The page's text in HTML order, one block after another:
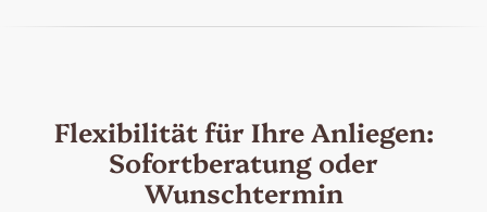
Flexibilität für Ihre Anliegen:
Sofortberatung oder
Wunschtermin